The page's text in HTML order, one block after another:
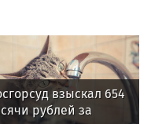
взыскал 654
рублей за